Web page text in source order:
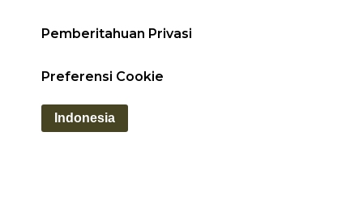
Pemberitahuan Privasi
Preferensi Cookie
Indonesia